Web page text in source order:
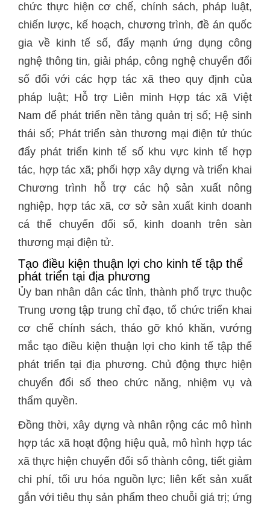
chức thực hiện cơ chế, chính sách, pháp luật,
chiến lược, kế hoạch, chương trình, đề án quốc
gia về kinh tế số, đẩy mạnh ứng dụng công
nghệ thông tin, giải pháp, công nghệ chuyển đổi
số đối với các hợp tác xã theo quy định của
pháp luật; Hỗ trợ Liên minh Hợp tác xã Việt
Nam để phát triển nền tảng quản trị số; Hệ sinh
thái số; Phát triển sàn thương mại điện tử thúc
đẩy phát triển kinh tế số khu vực kinh tế hợp
tác, hợp tác xã; phối hợp xây dựng và triển khai
Chương trình hỗ trợ các hộ sản xuất nông
nghiệp, hợp tác xã, cơ sở sản xuất kinh doanh
cá thể chuyển đổi số, kinh doanh trên sàn
thương mại điện tử.
Tạo điều kiện thuận lợi cho kinh tế tập thể
phát triển tại địa phương
Ủy ban nhân dân các tỉnh, thành phố trực thuộc
Trung ương tập trung chỉ đạo, tổ chức triển khai
cơ chế chính sách, tháo gỡ khó khăn, vướng
mắc tạo điều kiện thuận lợi cho kinh tế tập thể
phát triển tại địa phương. Chủ động thực hiện
chuyển đổi số theo chức năng, nhiệm vụ và
thẩm quyền.
Đồng thời, xây dựng và nhân rộng các mô hình
hợp tác xã hoạt động hiệu quả, mô hình hợp tác
xã thực hiện chuyển đổi số thành công, tiết giảm
chi phí, tối ưu hóa nguồn lực; liên kết sản xuất
gắn với tiêu thụ sản phẩm theo chuỗi giá trị; ứng